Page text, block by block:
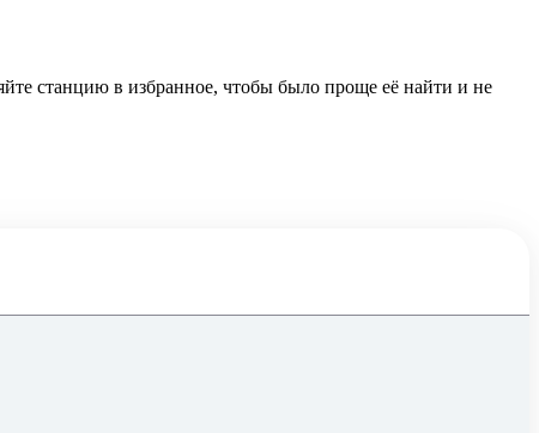
станцию в избранное, чтобы было проще её найти и не